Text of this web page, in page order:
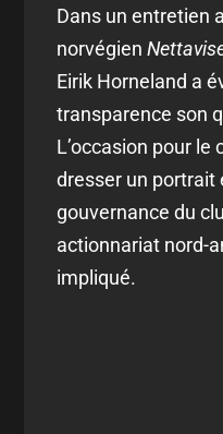
Dans un entretien
norvégien
Eirik Horneland a
transparence son
L’occasion pour le
dresser un portrait
gouvernance du
actionnariat nord-
impliqué.